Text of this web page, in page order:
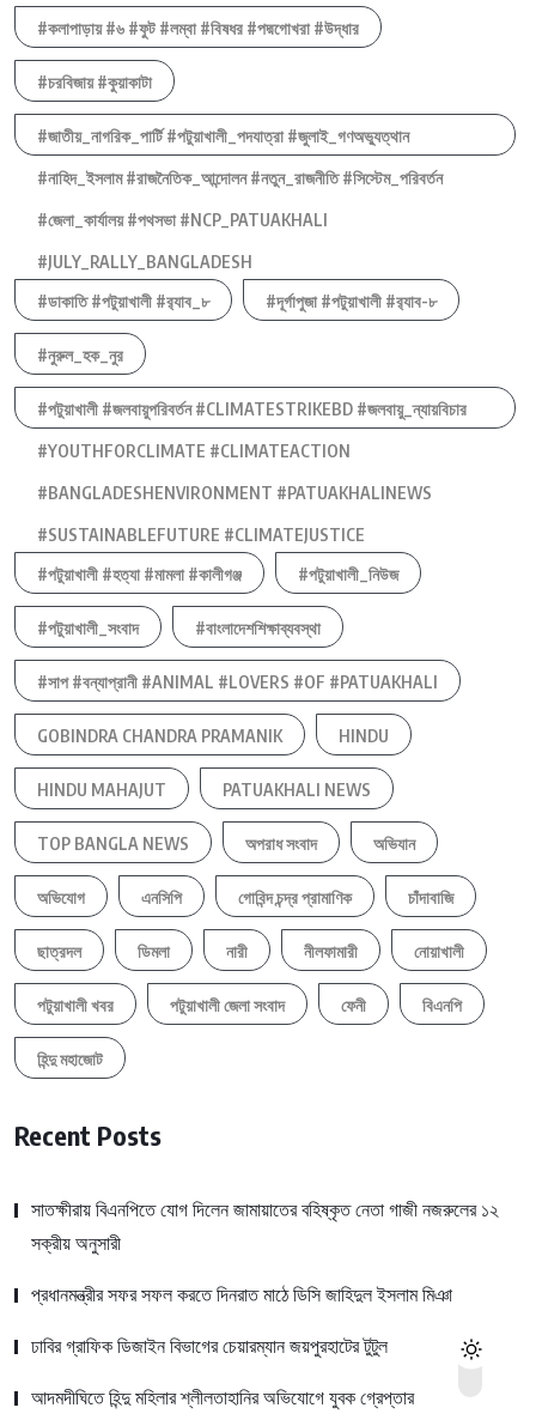
#কলাপাড়ায় #৬ #ফুট #লম্বা #বিষধর #পদ্মগোখরা #উদ্ধার
#চরবিজায় #কুয়াকাটা
#জাতীয়_নাগরিক_পার্টি #পটুয়াখালী_পদযাত্রা #জুলাই_গণঅভ্যুত্থান
#নাহিদ_ইসলাম #রাজনৈতিক_আন্দোলন #নতুন_রাজনীতি #সিস্টেম_পরিবর্তন
#জেলা_কার্যালয় #পথসভা #NCP_PATUAKHALI
#JULY_RALLY_BANGLADESH
#ডাকাতি #পটুয়াখালী #র‍্যাব_৮
#দূর্গাপুজা #পটুয়াখালী #র‍্যাব-৮
#নুরুল_হক_নুর
#পটুয়াখালী #জলবায়ুপরিবর্তন #CLIMATESTRIKEBD #জলবায়ু_ন্যায়বিচার
#YOUTHFORCLIMATE #CLIMATEACTION
#BANGLADESHENVIRONMENT #PATUAKHALINEWS
#SUSTAINABLEFUTURE #CLIMATEJUSTICE
#পটুয়াখালী #হত্যা #মামলা #কালীগঞ্জ
#পটুয়াখালী_নিউজ
#পটুয়াখালী_সংবাদ #বাংলাদেশশিক্ষাব্যবস্থা
#সাপ #বন্যাপ্রানী #ANIMAL #LOVERS #OF #PATUAKHALI
GOBINDRA CHANDRA PRAMANIK HINDU
HINDU MAHAJUT PATUAKHALI NEWS
TOP BANGLA NEWS অপরাধ সংবাদ অভিযান
অভিযোগ এনসিপি গোবিন্দ চন্দ্র প্রামাণিক চাঁদাবাজি
ছাত্রদল ডিমলা নারী নীলফামারী নোয়াখালী
পটুয়াখালী খবর পটুয়াখালী জেলা সংবাদ ফেনী বিএনপি
হিন্দু মহাজোট
Recent Posts
সাতক্ষীরায় বিএনপিতে যোগ দিলেন জামায়াতের বহিষ্কৃত নেতা গাজী নজরুলের ১২
সক্রীয় অনুসারী
প্রধানমন্ত্রীর সফর সফল করতে দিনরাত মাঠে ডিসি জাহিদুল ইসলাম মিঞা
ঢাবির গ্রাফিক ডিজাইন বিভাগের চেয়ারম্যান জয়পুরহাটের টুটুল
আদমদীঘিতে হিন্দু মহিলার শ্লীলতাহানির অভিযোগে যুবক গ্রেপ্তার